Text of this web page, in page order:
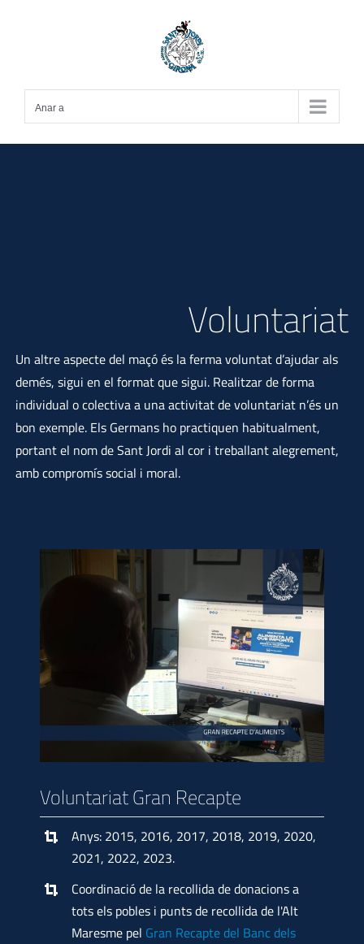
Anar a
Voluntariat
Un altre aspecte del maçó és la ferma voluntat d’ajudar als
demés, sigui en el format que sigui. Realitzar de forma
individual o colectiva a una activitat de voluntariat n’és un
bon exemple. Els Germans ho practiquen habitualment,
portant el nom de Sant Jordi al cor i treballant alegrement,
amb compromís social i moral.
Voluntariat Gran Recapte
Anys: 2015, 2016, 2017, 2018, 2019, 2020,
2021, 2022, 2023.
Coordinació de la recollida de donacions a
tots els pobles i punts de recollida de l'Alt
Maresme pel Gran Recapte del Banc dels